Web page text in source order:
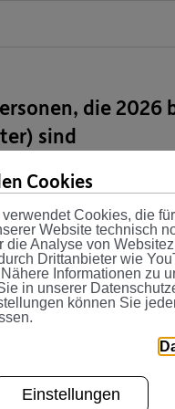
VG 150 (gleich wie
die 2026
sind
bleiben Sie
bisherigen
ohne
eigenen Wunsch in das
wechseln?
Cookies
Cookies, die
Website technisch
die Analyse von
Drittanbieter wie
Informationen zu
in unserer
können Sie
Einstellungen